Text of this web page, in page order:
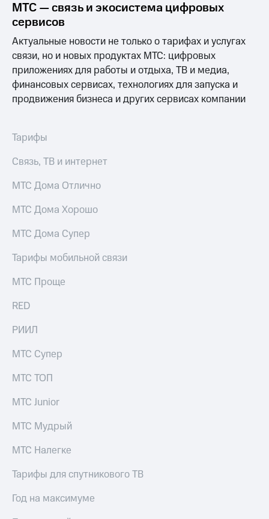
Рынок
облигаций
Описание
Еврооблигации-2023
Уведомление
погашении
именных
Реквизиты
Контакты
развитие
этика
На главную
МТС — связь и экосистема цифровых
сервисов
Актуальные новости не только о тарифах и услугах
связи, но и новых продуктах МТС: цифровых
приложениях для работы и отдыха, ТВ и медиа,
финансовых сервисах, технологиях для запуска и
продвижения бизнеса и других сервисах компании
Тарифы
Связь, ТВ и интернет
МТС Дома Отлично
МТС Дома Хорошо
МТС Дома Супер
Тарифы мобильной связи
МТС Проще
RED
РИИЛ
МТС Супер
МТС ТОП
МТС Junior
МТС Мудрый
МТС Налегке
Тарифы для спутникового ТВ
Год на максимуме